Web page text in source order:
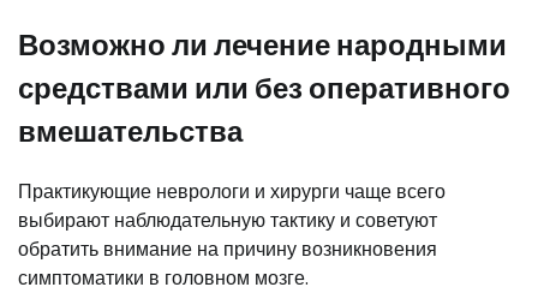
Возможно ли лечение народными
средствами или без оперативного
вмешательства
Практикующие неврологи и хирурги чаще всего
выбирают наблюдательную тактику и советуют
обратить внимание на причину возникновения
симптоматики в головном мозге.